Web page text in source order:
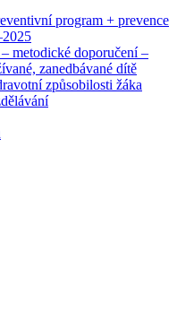
program + prevence
metodické doporučení –
zanedbávané dítě
způsobilosti žáka